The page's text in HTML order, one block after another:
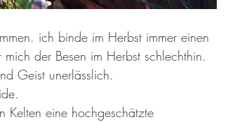
ich binde im Herbst immer einen
der Besen im Herbst schlechthin.
Geist unerlässlich.
eine hochgeschätzte